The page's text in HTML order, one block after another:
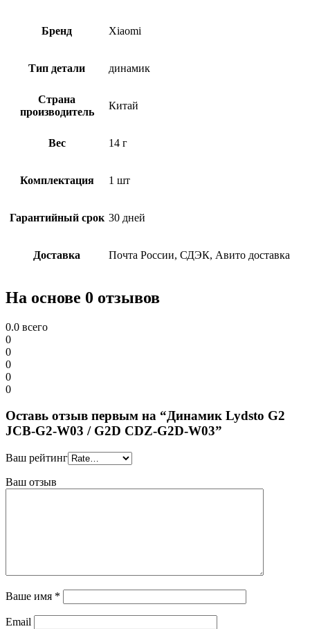
Бренд Xiaomi
Тип детали динамик
Страна
производитель
Китай
Вес 14 г
Комплектация 1 шт
Гарантийный срок 30 дней
Доставка Почта России, СДЭК, Авито доставка
На основе 0 отзывов
0.0 всего
0
0
0
0
0
Оставь отзыв первым на “Динамик Lydsto G2
JCB-G2-W03 / G2D CDZ-G2D-W03”
Ваш рейтинг
Ваш отзыв
Ваше имя *
Email